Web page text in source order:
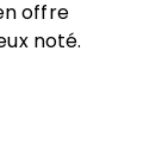
offre
noté.